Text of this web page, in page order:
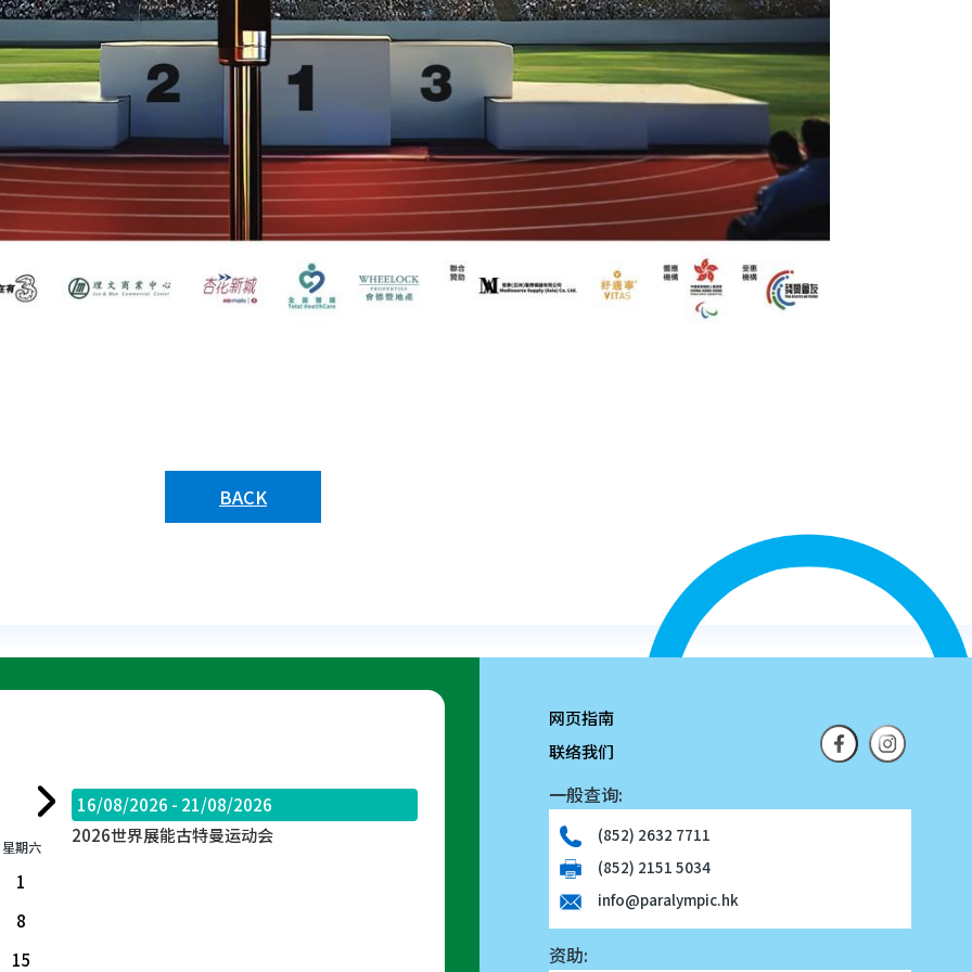
BACK
星期六
1
8
15
16/08/2026 - 21/08/2026
2026世界展能古特曼运动会
网页指南
联络我们
一般查询:
(852) 2632 7711
(852) 2151 5034
info@paralympic.hk
资助: